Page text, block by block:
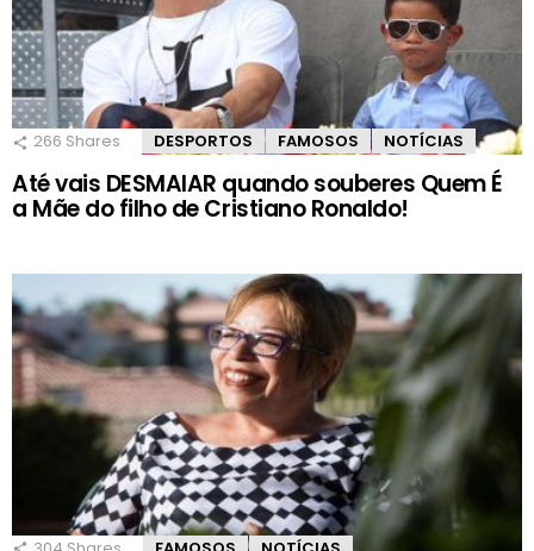
266 Shares DESPORTOS FAMOSOS NOTÍCIAS
Até vais DESMAIAR quando souberes Quem É
a Mãe do filho de Cristiano Ronaldo!